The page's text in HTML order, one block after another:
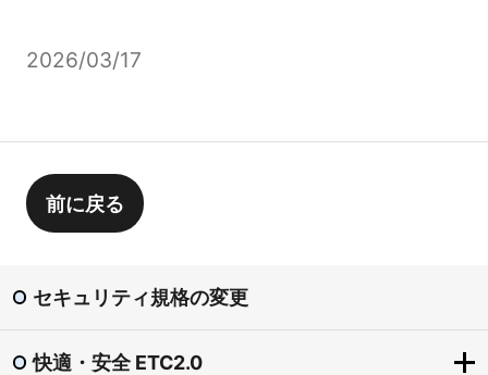
2026/03/17
前に戻る
セキュリティ規格の変更
快適・安全 ETC2.0